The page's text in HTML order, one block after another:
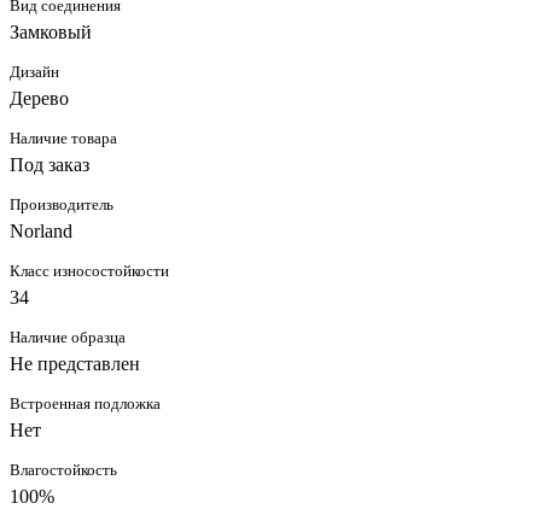
Вид соединения
Замковый
Дизайн
Дерево
Наличие товара
Под заказ
Производитель
Norland
Класс износостойкости
34
Наличие образца
Не представлен
Встроенная подложка
Нет
Влагостойкость
100%